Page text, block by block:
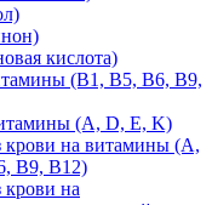
кислота)
(B1, B5, B6, В9,
(A, D, E, K)
на витамины (A,
В9, B12)
на